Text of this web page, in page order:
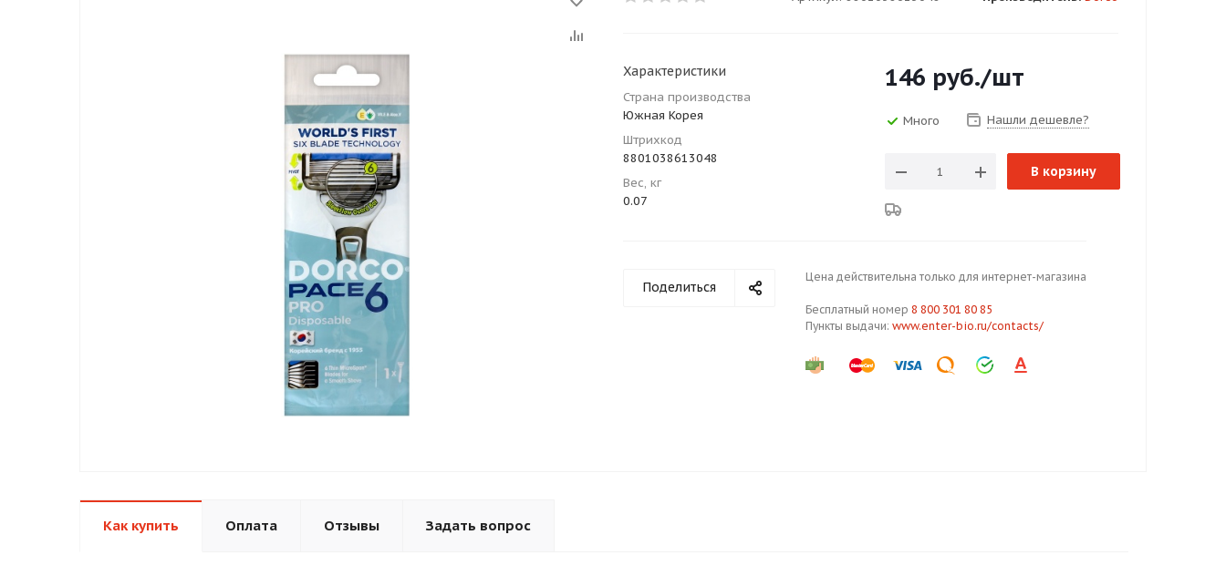
Характеристики
Страна производства
Южная Корея
Штрихкод
8801038613048
Вес, кг
0.07
146 руб./шт
Много Нашли дешевле?
В корзину
Поделиться
Цена действительна только для интернет-магазина
Бесплатный номер 8 800 301 80 85
Пункты выдачи: www.enter-bio.ru/contacts/
Как купить Оплата Отзывы Задать вопрос